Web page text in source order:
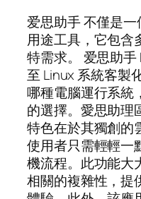
爱思助手 不僅是
用途工具，它包含
特需求。 爱思助手
至 Linux 系統客製
哪種電腦運行系統
的選擇。愛思助理
特色在於其獨創的
使用者只需輕輕一
機流程。此功能大
相關的複雜性，提